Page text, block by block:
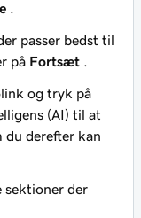
passer bedst til
på Fortsæt
og tryk på
(AI) til at
du derefter kan
sektioner der